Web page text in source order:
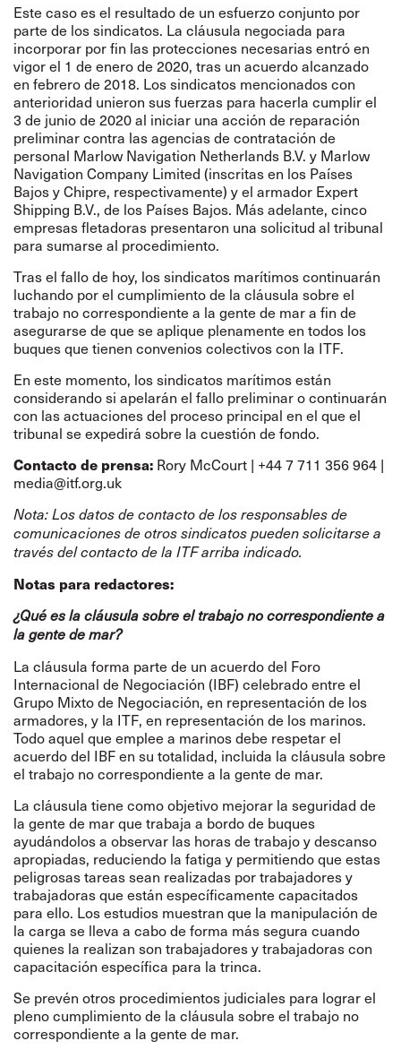
Este caso es el resultado de un esfuerzo conjunto por
parte de los sindicatos. La cláusula negociada para
incorporar por fin las protecciones necesarias entró en
vigor el 1 de enero de 2020, tras un acuerdo alcanzado
en febrero de 2018. Los sindicatos mencionados con
anterioridad unieron sus fuerzas para hacerla cumplir el
3 de junio de 2020 al iniciar una acción de reparación
preliminar contra las agencias de contratación de
personal Marlow Navigation Netherlands B.V. y Marlow
Navigation Company Limited (inscritas en los Países
Bajos y Chipre, respectivamente) y el armador Expert
Shipping B.V., de los Países Bajos. Más adelante, cinco
empresas fletadoras presentaron una solicitud al tribunal
para sumarse al procedimiento.
Tras el fallo de hoy, los sindicatos marítimos continuarán
luchando por el cumplimiento de la cláusula sobre el
trabajo no correspondiente a la gente de mar a fin de
asegurarse de que se aplique plenamente en todos los
buques que tienen convenios colectivos con la ITF.
En este momento, los sindicatos marítimos están
considerando si apelarán el fallo preliminar o continuarán
con las actuaciones del proceso principal en el que el
tribunal se expedirá sobre la cuestión de fondo.
Contacto de prensa: Rory McCourt | +44 7 711 356 964 |
media@itf.org.uk
Nota: Los datos de contacto de los responsables de
comunicaciones de otros sindicatos pueden solicitarse a
través del contacto de la ITF arriba indicado.
Notas para redactores:
¿Qué es la cláusula sobre el trabajo no correspondiente a
la gente de mar?
La cláusula forma parte de un acuerdo del Foro
Internacional de Negociación (IBF) celebrado entre el
Grupo Mixto de Negociación, en representación de los
armadores, y la ITF, en representación de los marinos.
Todo aquel que emplee a marinos debe respetar el
acuerdo del IBF en su totalidad, incluida la cláusula sobre
el trabajo no correspondiente a la gente de mar.
La cláusula tiene como objetivo mejorar la seguridad de
la gente de mar que trabaja a bordo de buques
ayudándolos a observar las horas de trabajo y descanso
apropiadas, reduciendo la fatiga y permitiendo que estas
peligrosas tareas sean realizadas por trabajadores y
trabajadoras que están específicamente capacitados
para ello. Los estudios muestran que la manipulación de
la carga se lleva a cabo de forma más segura cuando
quienes la realizan son trabajadores y trabajadoras con
capacitación específica para la trinca.
Se prevén otros procedimientos judiciales para lograr el
pleno cumplimiento de la cláusula sobre el trabajo no
correspondiente a la gente de mar.